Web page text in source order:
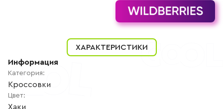
РЕГИСТРАЦИЯХАРАКТЕРИСТИКИ
Информация
Категория:
Кроссовки
Цвет:
Хаки